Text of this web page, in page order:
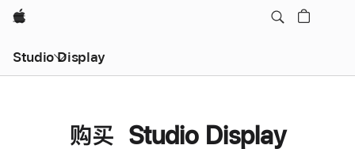
Apple
Studio Display
购买 Studio Display